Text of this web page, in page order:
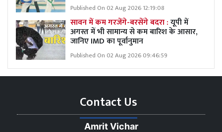
Published On 02 Aug 2026 12:19:08
सावन में कम गरजेंगे-बरसेंगे बदरा :यूपी में
अगस्त में भी सामान्य से कम बारिश के आसार,
जानिए IMD का पूर्वानुमान
Published On 02 Aug 2026 09:46:59
Contact Us
Amrit Vichar